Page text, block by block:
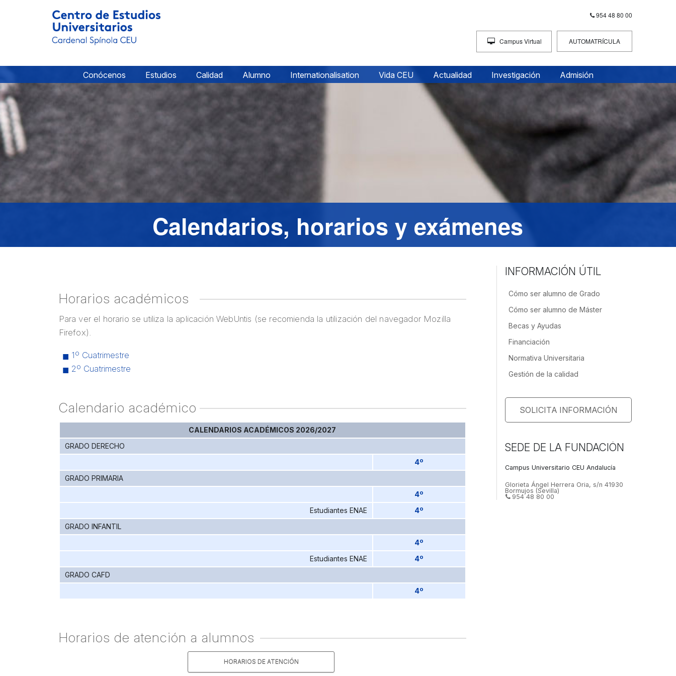
954 48 80 00
AUTOMATRÍCULA
Campus Virtual
Conócenos Estudios Calidad Alumno Internationalisation Vida CEU Actualidad Investigación Admisión
Calendarios, horarios y exámenes
Horarios académicos
Para ver el horario se utiliza la aplicación WebUntis (se recomienda la utilización del navegador Mozilla
Firefox).
1º Cuatrimestre
2º Cuatrimestre
Calendario académico
CALENDARIOS ACADÉMICOS 2026/2027
GRADO DERECHO
4º
GRADO PRIMARIA
4º
Estudiantes ENAE
4º
GRADO INFANTIL
4º
Estudiantes ENAE
4º
GRADO CAFD
4º
Horarios de atención a alumnos
HORARIOS DE ATENCIÓN
INFORMACIÓN ÚTIL
Cómo ser alumno de Grado
Cómo ser alumno de Máster
Becas y Ayudas
Financiación
Normativa Universitaria
Gestión de la calidad
SOLICITA INFORMACIÓN
SEDE DE LA FUNDACIÓN
Campus Universitario CEU Andalucía
Glorieta Ángel Herrera Oria, s/n 41930
Bormujos (Sevilla)
954 48 80 00